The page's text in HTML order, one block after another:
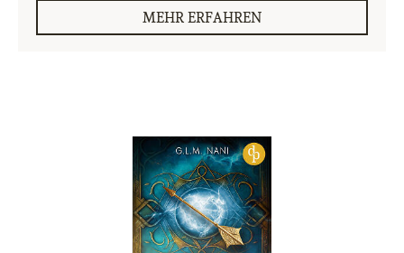
MEHR ERFAHREN